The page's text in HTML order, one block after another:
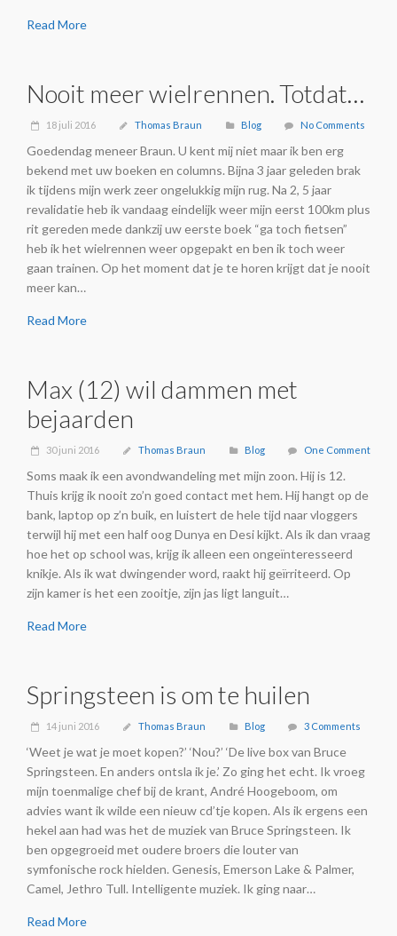
Read More
Nooit meer wielrennen. Totdat…
18 juli 2016 Thomas Braun Blog No Comments
Goedendag meneer Braun. U kent mij niet maar ik ben erg
bekend met uw boeken en columns. Bijna 3 jaar geleden brak
ik tijdens mijn werk zeer ongelukkig mijn rug. Na 2, 5 jaar
revalidatie heb ik vandaag eindelijk weer mijn eerst 100km plus
rit gereden mede dankzij uw eerste boek “ga toch fietsen”
heb ik het wielrennen weer opgepakt en ben ik toch weer
gaan trainen. Op het moment dat je te horen krijgt dat je nooit
meer kan…
Read More
Max (12) wil dammen met
bejaarden
30 juni 2016 Thomas Braun Blog One Comment
Soms maak ik een avondwandeling met mijn zoon. Hij is 12.
Thuis krijg ik nooit zo’n goed contact met hem. Hij hangt op de
bank, laptop op z’n buik, en luistert de hele tijd naar vloggers
terwijl hij met een half oog Dunya en Desi kijkt. Als ik dan vraag
hoe het op school was, krijg ik alleen een ongeïnteresseerd
knikje. Als ik wat dwingender word, raakt hij geïrriteerd. Op
zijn kamer is het een zooitje, zijn jas ligt languit…
Read More
Springsteen is om te huilen
14 juni 2016 Thomas Braun Blog 3 Comments
‘Weet je wat je moet kopen?’ ‘Nou?’ ‘De live box van Bruce
Springsteen. En anders ontsla ik je.’ Zo ging het echt. Ik vroeg
mijn toenmalige chef bij de krant, André Hoogeboom, om
advies want ik wilde een nieuw cd’tje kopen. Als ik ergens een
hekel aan had was het de muziek van Bruce Springsteen. Ik
ben opgegroeid met oudere broers die louter van
symfonische rock hielden. Genesis, Emerson Lake & Palmer,
Camel, Jethro Tull. Intelligente muziek. Ik ging naar…
Read More